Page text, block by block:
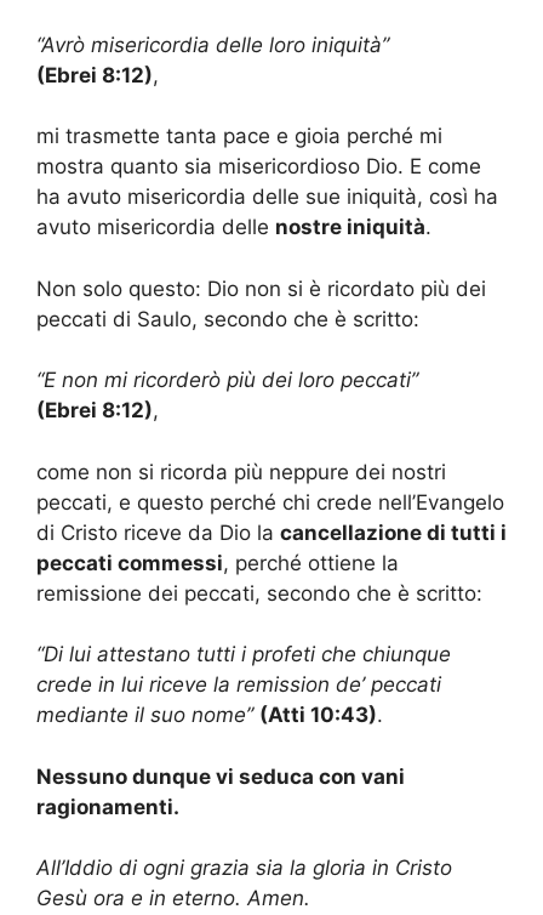
“Avrò misericordia delle loro iniquità”
(Ebrei 8:12),
mi trasmette tanta pace e gioia perché mi
mostra quanto sia misericordioso Dio. E come
ha avuto misericordia delle sue iniquità, così ha
avuto misericordia delle nostre iniquità.
Non solo questo: Dio non si è ricordato più dei
peccati di Saulo, secondo che è scritto:
“E non mi ricorderò più dei loro peccati”
(Ebrei 8:12),
come non si ricorda più neppure dei nostri
peccati, e questo perché chi crede nell’Evangelo
di Cristo riceve da Dio la cancellazione di tutti i
peccati commessi, perché ottiene la
remissione dei peccati, secondo che è scritto:
“Di lui attestano tutti i profeti che chiunque
crede in lui riceve la remission de’ peccati
mediante il suo nome” (Atti 10:43).
Nessuno dunque vi seduca con vani
ragionamenti.
All’Iddio di ogni grazia sia la gloria in Cristo
Gesù ora e in eterno. Amen.